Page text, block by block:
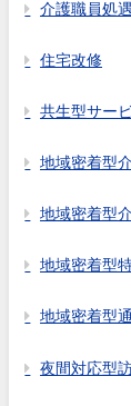
介護職員処
住宅改修
共生型サー
地域密着型
地域密着型
地域密着型
地域密着型
夜間対応型